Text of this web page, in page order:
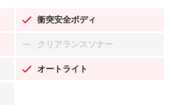
衝突安全ボディ
：装備あり
クリアランスソナー
：装備なし
オートライト
：装備あり